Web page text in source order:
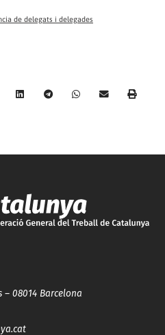
de delegats i delegades
– 08014 Barcelona